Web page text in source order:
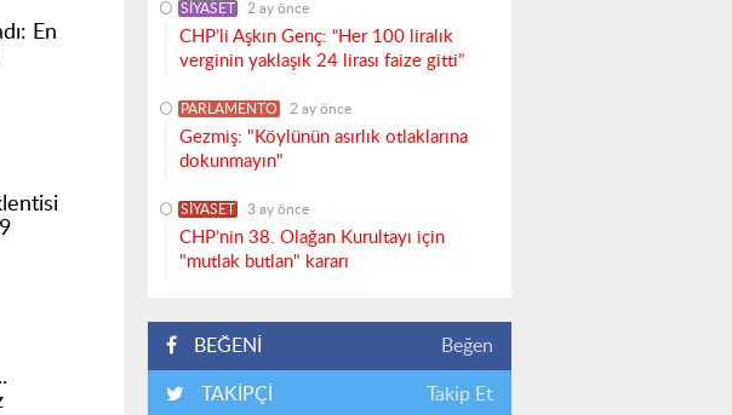
En
SİYASET 2 ay önce
CHP’li Aşkın Genç: “Her 100 liralık
verginin yaklaşık 24 lirası faize gitti”
PARLAMENTO 2 ay önce
Gezmiş: "Köylünün asırlık otlaklarına
dokunmayın"
SİYASET 3 ay önce
CHP’nin 38. Olağan Kurultayı için
"mutlak butlan" kararı
BEĞENİ Beğen
TAKİPÇİ Takip Et